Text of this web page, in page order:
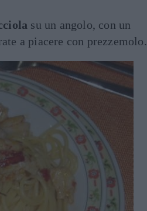
su un angolo, con un
a piacere con prezzemolo.